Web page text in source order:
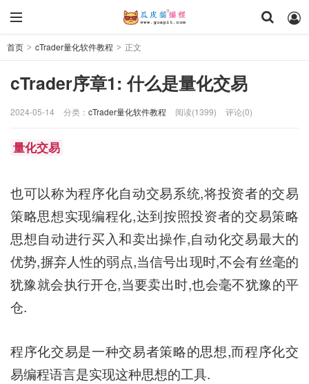
首页 > cTrader量化软件教程 > 正文
cTrader序章1: 什么是量化交易
2024-05-14 分类： cTrader量化软件教程 阅读(1399) 评论(0)
量化交易
也可以称为程序化自动交易系统,将投资者的交易
策略思想实现编程化,达到按照投资者的交易策略
思想自动进行买入和卖出操作,自动化交易最大的
优势,摒弃人性的弱点,当信号出现时,不会有丝毫的
犹豫就会执行开仓,当要卖出时,也会毫不犹豫的平
仓.
程序化交易是一种交易者策略的思想,而程序化交
易编程语言是实现这种思想的工具.